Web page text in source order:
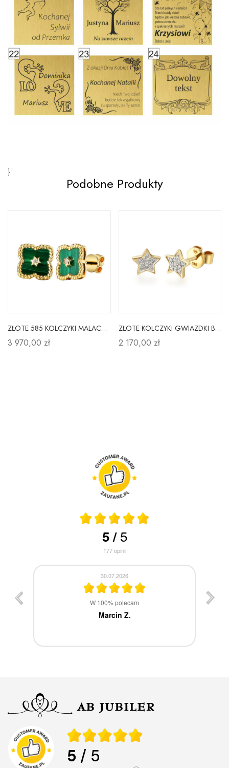
}
Podobne Produkty
ZŁOTE 585 KOLCZYKI MALACHIT I DIAMENTY KONICZYNKI
3 970,00 zł
ZŁOTE KOLCZYKI GWIAZDKI BRYLANTY SZTYFT PRÓBA 585
2 170,00 zł
5/5
177opinii
30.07.2026
W 100% polecam
Marcin Z.
5 / 5